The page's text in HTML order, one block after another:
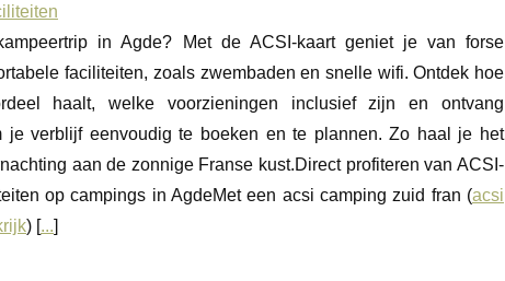
in Agde? Met de ACSI-kaart geniet je van forse
faciliteiten, zoals zwembaden en snelle wifi. Ontdek hoe
haalt, welke voorzieningen inclusief zijn en ontvang
je verblijf eenvoudig te boeken en te plannen. Zo haal je het
aan de zonnige Franse kust.Direct profiteren van ACSI-
op campings in AgdeMet een acsi camping zuid fran (acsi
) [...]